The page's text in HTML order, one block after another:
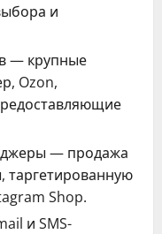
и
— крупные
Ozon,
— продажа
таргетированную
Shop.
и SMS-